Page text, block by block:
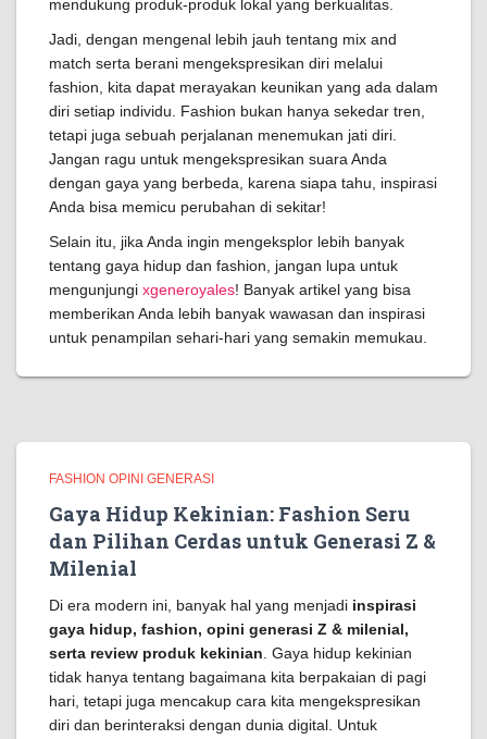
mendukung produk-produk lokal yang berkualitas.
Jadi, dengan mengenal lebih jauh tentang mix and
match serta berani mengekspresikan diri melalui
fashion, kita dapat merayakan keunikan yang ada dalam
diri setiap individu. Fashion bukan hanya sekedar tren,
tetapi juga sebuah perjalanan menemukan jati diri.
Jangan ragu untuk mengekspresikan suara Anda
dengan gaya yang berbeda, karena siapa tahu, inspirasi
Anda bisa memicu perubahan di sekitar!
Selain itu, jika Anda ingin mengeksplor lebih banyak
tentang gaya hidup dan fashion, jangan lupa untuk
mengunjungi xgeneroyales! Banyak artikel yang bisa
memberikan Anda lebih banyak wawasan dan inspirasi
untuk penampilan sehari-hari yang semakin memukau.
FASHION OPINI GENERASI
Gaya Hidup Kekinian: Fashion Seru
dan Pilihan Cerdas untuk Generasi Z &
Milenial
Di era modern ini, banyak hal yang menjadi inspirasi
gaya hidup, fashion, opini generasi Z & milenial,
serta review produk kekinian . Gaya hidup kekinian
tidak hanya tentang bagaimana kita berpakaian di pagi
hari, tetapi juga mencakup cara kita mengekspresikan
diri dan berinteraksi dengan dunia digital. Untuk